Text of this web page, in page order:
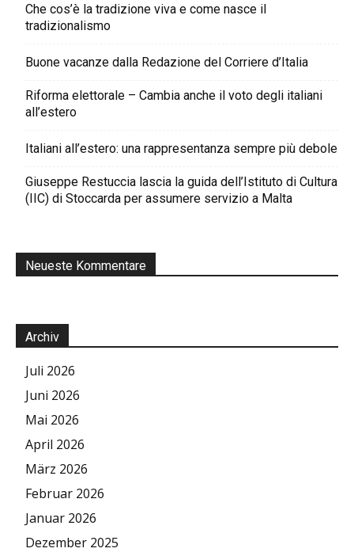
Che cos’è la tradizione viva e come nasce il
tradizionalismo
Buone vacanze dalla Redazione del Corriere d’Italia
Riforma elettorale – Cambia anche il voto degli italiani
all’estero
Italiani all’estero: una rappresentanza sempre più debole
Giuseppe Restuccia lascia la guida dell’Istituto di Cultura
(IIC) di Stoccarda per assumere servizio a Malta
Neueste Kommentare
Archiv
Juli 2026
Juni 2026
Mai 2026
April 2026
März 2026
Februar 2026
Januar 2026
Dezember 2025